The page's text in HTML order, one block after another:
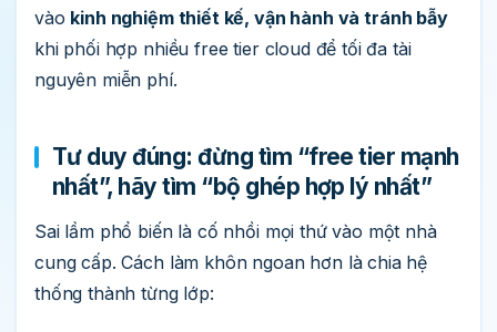
vào kinh nghiệm thiết kế, vận hành và tránh bẫy
khi phối hợp nhiều free tier cloud để tối đa tài
nguyên miễn phí.
Tư duy đúng: đừng tìm “free tier mạnh
nhất”, hãy tìm “bộ ghép hợp lý nhất”
Sai lầm phổ biến là cố nhồi mọi thứ vào một nhà
cung cấp. Cách làm khôn ngoan hơn là chia hệ
thống thành từng lớp: